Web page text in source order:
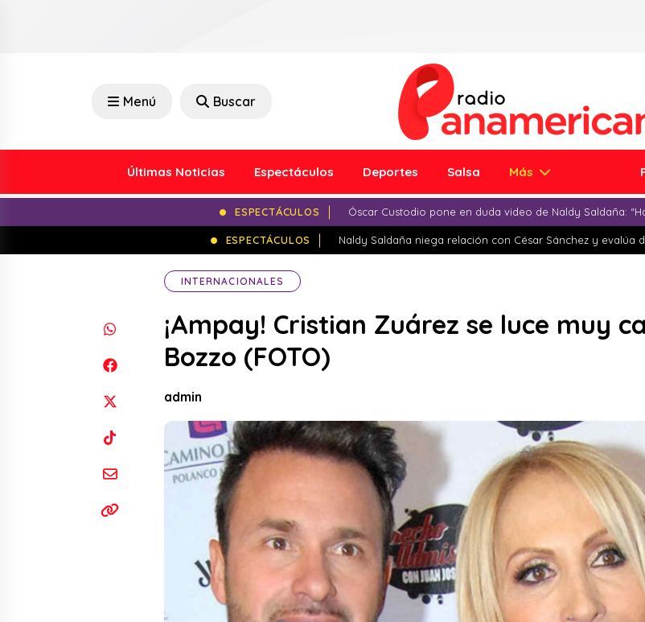
Menú Buscar
Últimas Noticias Espectáculos Deportes Salsa Más
ESPECTÁCULOS Óscar Custodio pone en duda video de Naldy Saldaña:
ESPECTÁCULOS Naldy Saldaña niega relación con César Sánchez y evalúa
INTERNACIONALES
¡Ampay! Cristian Zuárez se luce muy
Bozzo (FOTO)
admin